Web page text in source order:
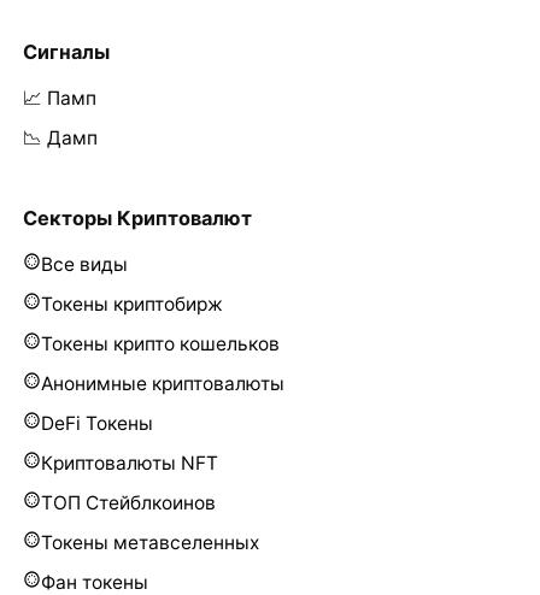
Сигналы
📈 Памп
📉 Дамп
Секторы Криптовалют
Все виды
Токены криптобирж
Токены крипто кошельков
Анонимные криптовалюты
DeFi Токены
Криптовалюты NFT
ТОП Стейблкоинов
Токены метавселенных
Фан токены